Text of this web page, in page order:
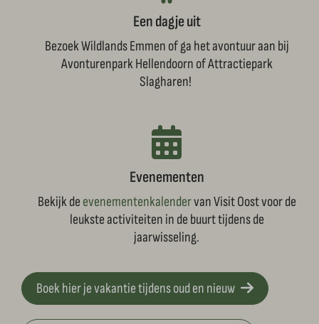
Een dagje uit
Bezoek Wildlands Emmen of ga het avontuur aan bij
Avonturenpark Hellendoorn of Attractiepark
Slagharen!
Evenementen
Bekijk de evenementenkalendervan Visit Oost voor de
leukste activiteiten in de buurt tijdens de
jaarwisseling.
Boek hier je vakantie tijdens oud en nieuw